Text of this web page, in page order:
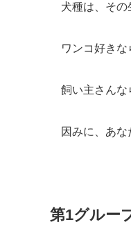
犬種は、その
ワンコ好きな
飼い主さんな
因みに、あな
第1グルー